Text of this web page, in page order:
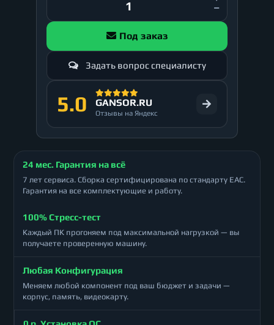
Под заказ
Задать вопрос специалисту
5.0 GANSOR.RU
Отзывы на Яндекс
24 мес. Гарантия на всё
7 лет сервиса. Сборка сертифицирована по стандарту ЕАС.
Гарантия на все комплектующие и работу.
100% Стресс-тест
Каждый ПК прогоняем под максимальной нагрузкой — вы
получаете проверенную машину.
Любая Конфигурация
Меняем любой компонент под ваш бюджет и задачи —
корпус, память, видеокарту.